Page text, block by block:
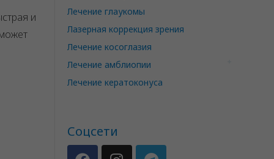
и
Лечение глаукомы
Лазерная коррекция зрения
Лечение косоглазия
Лечение амблиопии
Лечение кератоконуса
Соцсети